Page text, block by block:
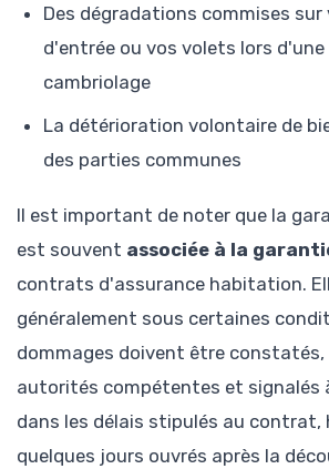
Des dégradations commises
d'entrée ou vos volets lors
cambriolage
La détérioration volontaire de
des parties communes
Il est important de noter que la
est souvent associée à la
contrats d'assurance habitation.
généralement sous certaines
dommages doivent être constatés,
autorités compétentes et signalés
dans les délais stipulés au
quelques jours ouvrés après la